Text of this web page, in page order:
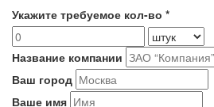
Укажите требуемое кол-во *
Название компании
Ваш город
Ваше имя